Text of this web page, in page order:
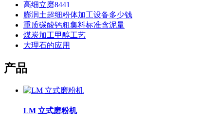
高细立磨8441
膨润土超细粉体加工设备多少钱
重质碳酸钙粗集料标准含泥量
煤炭加工甲醇工艺
大理石的应用
产品
LM 立式磨粉机